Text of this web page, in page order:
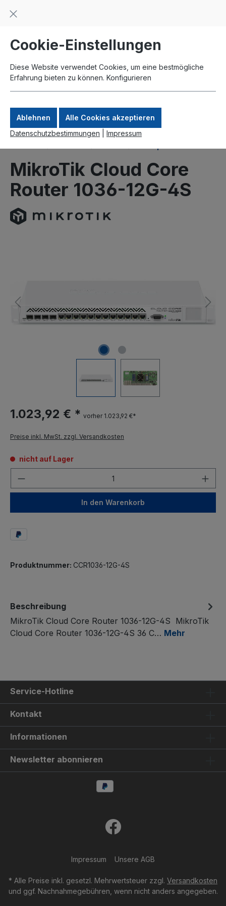
springen
Zahlung per Paypal
MikroTik Cloud Core
Router 1036-12G-4S
1.023,92 € * vorher 1.023,92 €*
Preise inkl. MwSt. zzgl. Versandkosten
nicht auf Lager
In den Warenkorb
Produktnummer: CCR1036-12G-4S
Beschreibung
MikroTik Cloud Core Router 1036-12G-4S MikroTik
Cloud Core Router 1036-12G-4S 36 C… Mehr
Service-Hotline
Kontakt
Informationen
Newsletter abonnieren
Impressum Unsere AGB
* Alle Preise inkl. gesetzl. Mehrwertsteuer zzgl. Versandkosten
und ggf. Nachnahmegebühren, wenn nicht anders angegeben.
Cookie-Einstellungen
Diese Website verwendet Cookies, um eine bestmögliche
Erfahrung bieten zu können. Konfigurieren
Ablehnen
Alle Cookies akzeptieren
Datenschutzbestimmungen
Impressum